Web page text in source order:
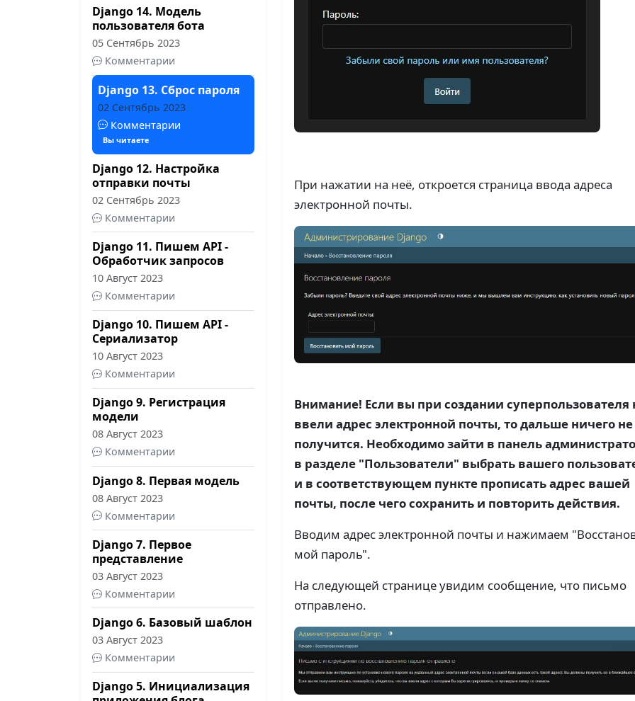
При нажатии на неё, откроется страница ввода адреса
электронной почты.
Внимание! Если вы при создании суперпользователя
ввели адрес электронной почты, то дальше ничего не
получится. Необходимо зайти в панель
в разделе "Пользователи" выбрать вашего
и в соответствующем пункте прописать адрес вашей
почты, после чего сохранить и повторить действия.
Вводим адрес электронной почты и нажимаем
мой пароль".
На следующей странице увидим сообщение, что письмо
отправлено.
Django 14. Модель
пользователя бота
05 Сентябрь 2023
Комментарии
Django 13. Сброс пароля
02 Сентябрь 2023
Комментарии
Вы читаете
Django 12. Настройка
отправки почты
02 Сентябрь 2023
Комментарии
Django 11. Пишем API -
Обработчик запросов
10 Август 2023
Комментарии
Django 10. Пишем API -
Сериализатор
10 Август 2023
Комментарии
Django 9. Регистрация
модели
08 Август 2023
Комментарии
Django 8. Первая модель
08 Август 2023
Комментарии
Django 7. Первое
представление
03 Август 2023
Комментарии
Django 6. Базовый шаблон
03 Август 2023
Комментарии
Django 5. Инициализация